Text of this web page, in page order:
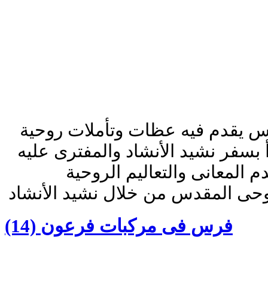
يقدم فيه عظات وتأملات روحية
نشيد الأنشاد والمفترى عليه
والتعاليم الروحية
المقدس من خلال نشيد الأنشاد
(14) فرس فى مركبات فرعون